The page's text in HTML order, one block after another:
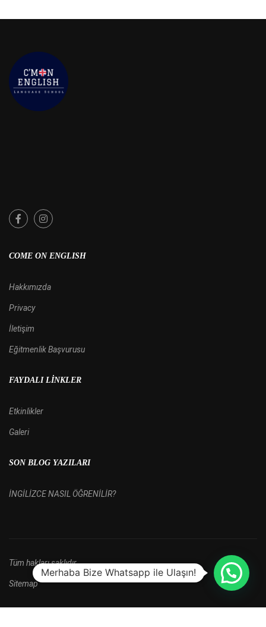
COME ON ENGLISH
Hakkımızda
Privacy
İletişim
Eğitmenlik Başvurusu
FAYDALI LINKLER
Etkinlikler
Galeri
SON BLOG YAZILARI
İNGİLİZCE NASIL ÖĞRENİLİR?
Tüm hakları saklıdır.
Sitemap
Merhaba Bize Whatsapp ile Ulaşın!